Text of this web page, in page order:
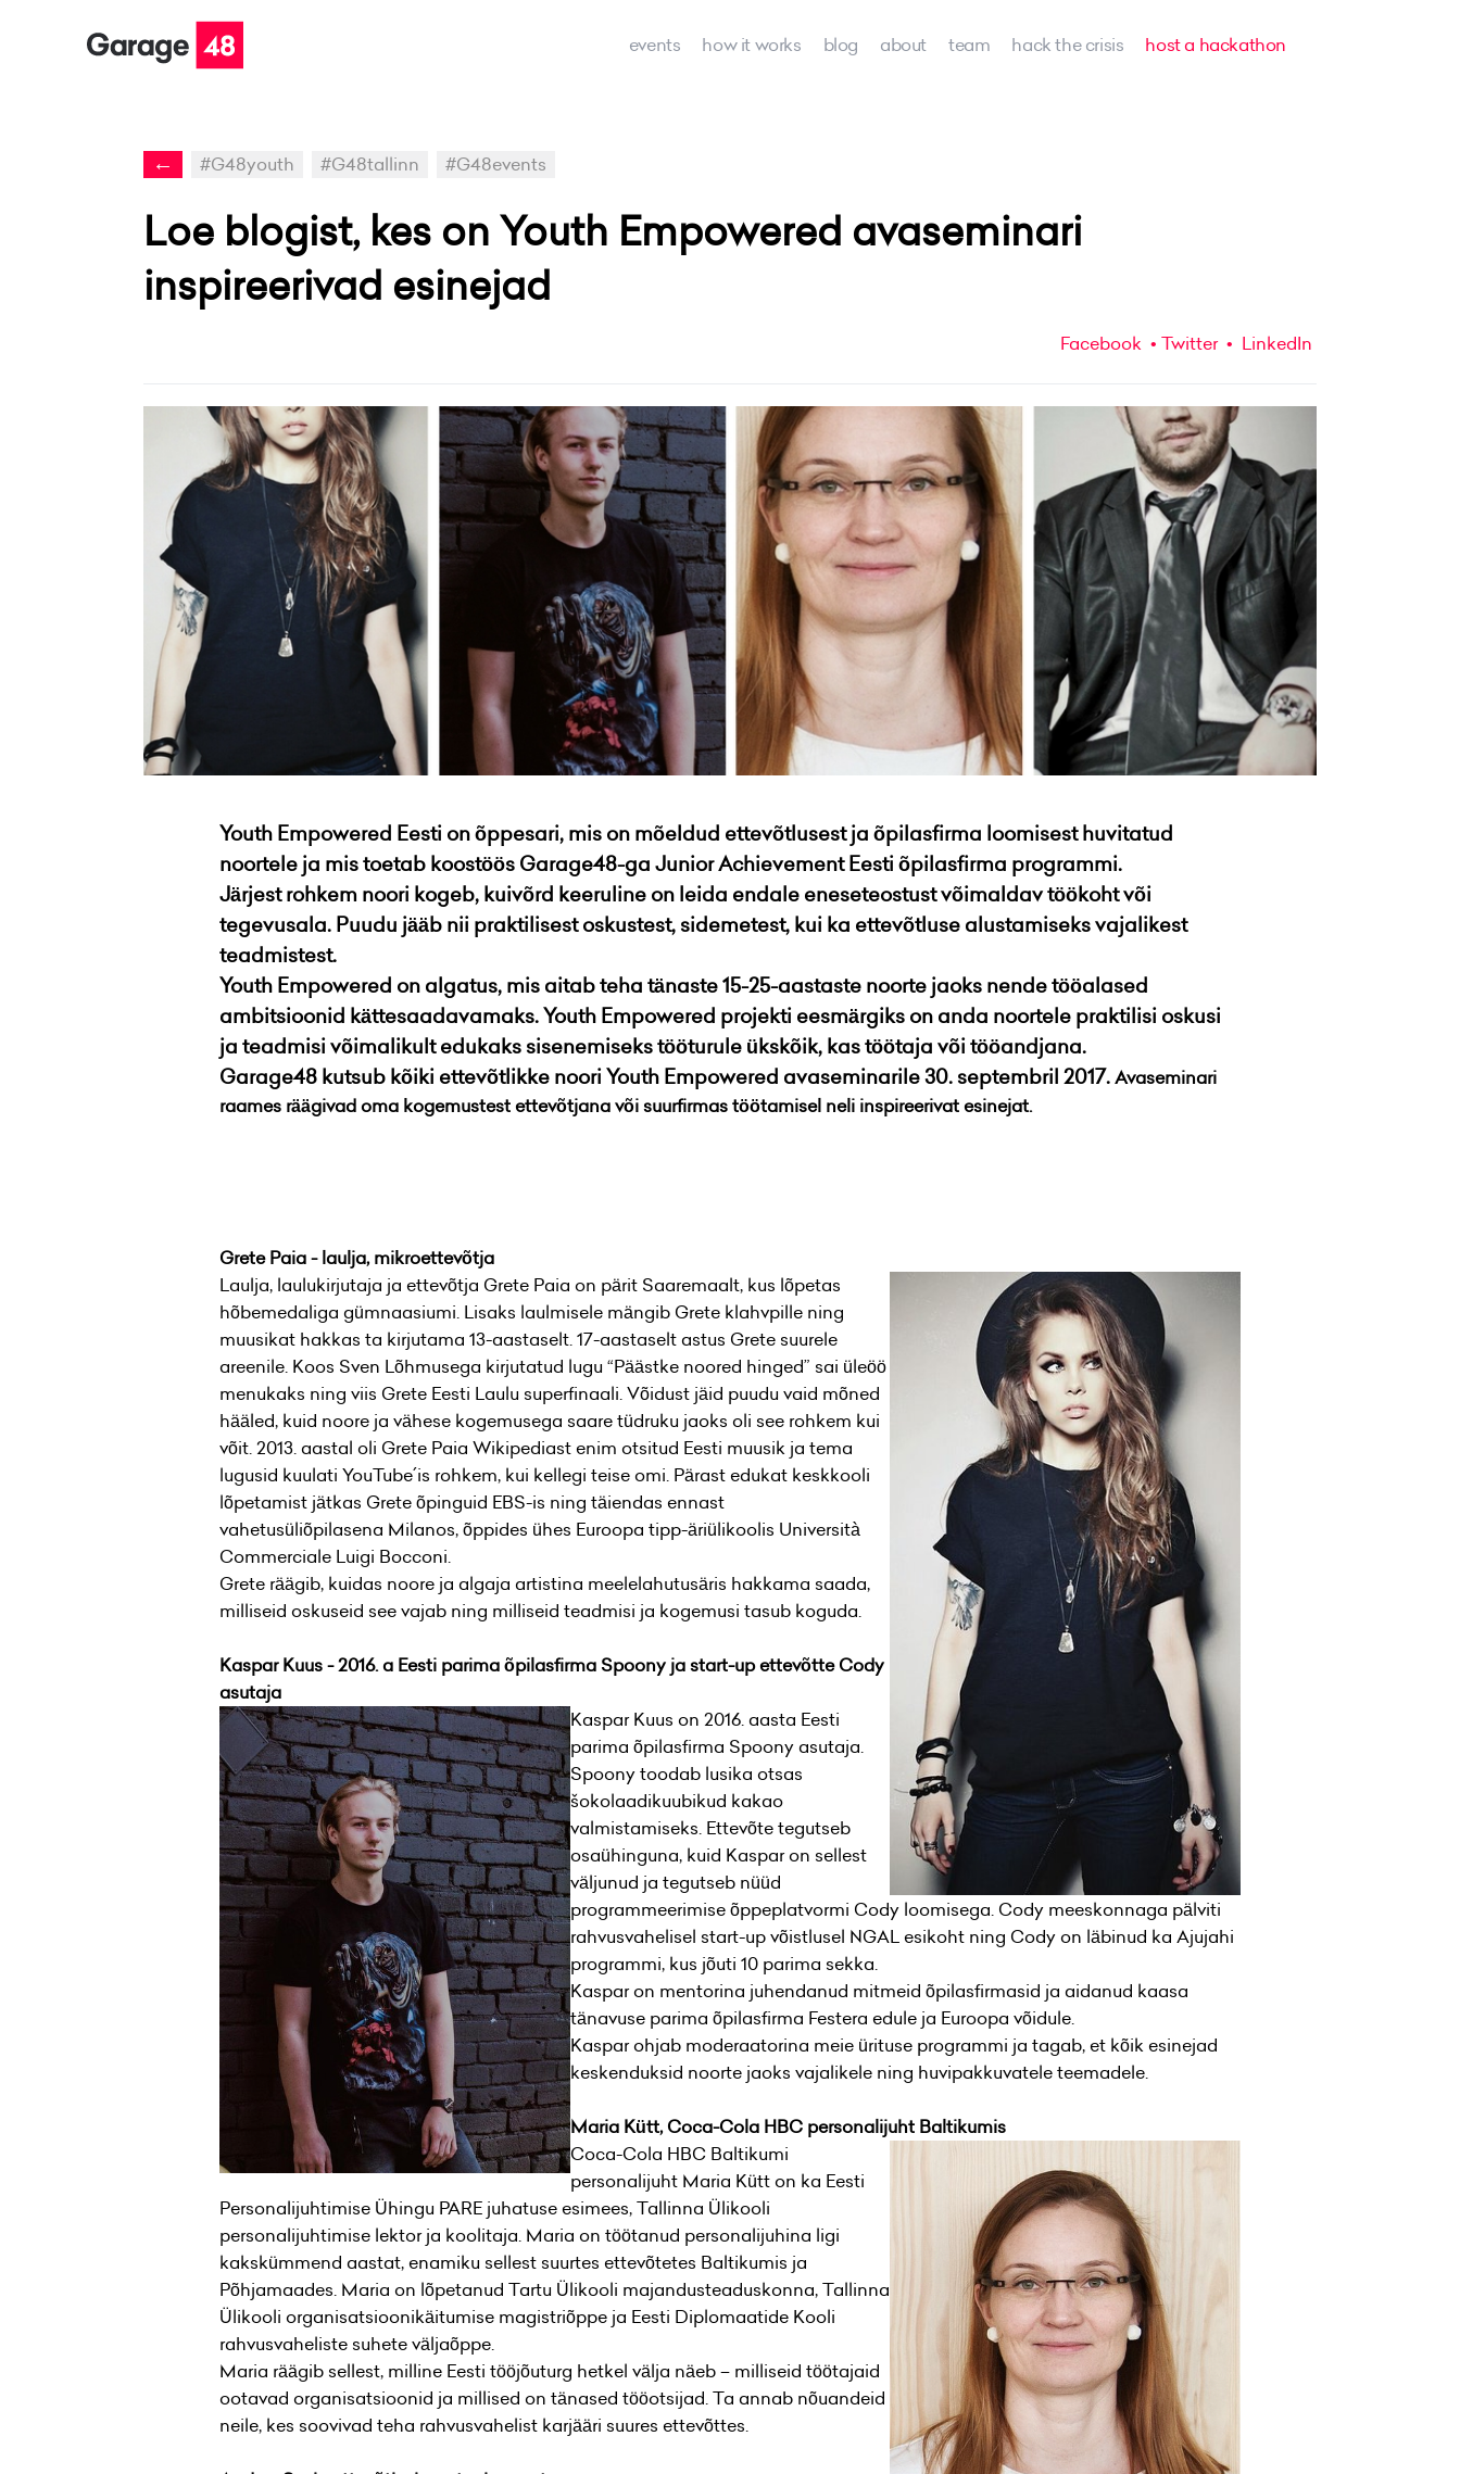
events how it works blog about team hack the crisis host a hackathon
← #G48youth #G48tallinn #G48events
Loe blogist, kes on Youth Empowered avaseminari
inspireerivad esinejad
Facebook Twitter LinkedIn
Youth Empowered Eesti on õppesari, mis on mõeldud ettevõtlusest ja õpilasfirma loomisest huvitatud
noortele ja mis toetab koostöös Garage48-ga Junior Achievement Eesti õpilasfirma programmi.
Järjest rohkem noori kogeb, kuivõrd keeruline on leida endale eneseteostust võimaldav töökoht või
tegevusala. Puudu jääb nii praktilisest oskustest, sidemetest, kui ka ettevõtluse alustamiseks vajalikest
teadmistest.
Youth Empowered on algatus, mis aitab teha tänaste 15-25-aastaste noorte jaoks nende tööalased
ambitsioonid kättesaadavamaks. Youth Empowered projekti eesmärgiks on anda noortele praktilisi oskusi
ja teadmisi võimalikult edukaks sisenemiseks tööturule ükskõik, kas töötaja või tööandjana.
Garage48 kutsub kõiki ettevõtlikke noori Youth Empowered avaseminarile 30. septembril 2017.Avaseminari
raames räägivad oma kogemustest ettevõtjana või suurfirmas töötamisel neli inspireerivat esinejat.
Grete Paia - laulja, mikroettevõtja
Laulja, laulukirjutaja ja ettevõtja Grete Paia on pärit Saaremaalt, kus lõpetas
hõbemedaliga gümnaasiumi. Lisaks laulmisele mängib Grete klahvpille ning
muusikat hakkas ta kirjutama 13-aastaselt. 17-aastaselt astus Grete suurele
areenile. Koos Sven Lõhmusega kirjutatud lugu “Päästke noored hinged” sai üleöö
menukaks ning viis Grete Eesti Laulu superfinaali. Võidust jäid puudu vaid mõned
hääled, kuid noore ja vähese kogemusega saare tüdruku jaoks oli see rohkem kui
võit. 2013. aastal oli Grete Paia Wikipediast enim otsitud Eesti muusik ja tema
lugusid kuulati YouTube´is rohkem, kui kellegi teise omi. Pärast edukat keskkooli
lõpetamist jätkas Grete õpinguid EBS-is ning täiendas ennast
vahetusüliõpilasena Milanos, õppides ühes Euroopa tipp-äriülikoolis Università
Commerciale Luigi Bocconi.
Grete räägib, kuidas noore ja algaja artistina meelelahutusäris hakkama saada,
milliseid oskuseid see vajab ning milliseid teadmisi ja kogemusi tasub koguda.
Kaspar Kuus - 2016. a Eesti parima õpilasfirma Spoony ja start-up ettevõtte Cody
asutaja
Kaspar Kuus on 2016. aasta Eesti
parima õpilasfirma Spoony asutaja.
Spoony toodab lusika otsas
šokolaadikuubikud kakao
valmistamiseks. Ettevõte tegutseb
osaühinguna, kuid Kaspar on sellest
väljunud ja tegutseb nüüd
programmeerimise õppeplatvormi Cody loomisega. Cody meeskonnaga pälviti
rahvusvahelisel start-up võistlusel NGAL esikoht ning Cody on läbinud ka Ajujahi
programmi, kus jõuti 10 parima sekka.
Kaspar on mentorina juhendanud mitmeid õpilasfirmasid ja aidanud kaasa
tänavuse parima õpilasfirma Festera edule ja Euroopa võidule.
Kaspar ohjab moderaatorina meie ürituse programmi ja tagab, et kõik esinejad
keskenduksid noorte jaoks vajalikele ning huvipakkuvatele teemadele.
Maria Kütt, Coca-Cola HBC personalijuht Baltikumis
Coca-Cola HBC Baltikumi
personalijuht Maria Kütt on ka Eesti
Personalijuhtimise Ühingu PARE juhatuse esimees, Tallinna Ülikooli
personalijuhtimise lektor ja koolitaja. Maria on töötanud personalijuhina ligi
kakskümmend aastat, enamiku sellest suurtes ettevõtetes Baltikumis ja
Põhjamaades. Maria on lõpetanud Tartu Ülikooli majandusteaduskonna, Tallinna
Ülikooli organisatsioonikäitumise magistriõppe ja Eesti Diplomaatide Kooli
rahvusvaheliste suhete väljaõppe.
Maria räägib sellest, milline Eesti tööjõuturg hetkel välja näeb – milliseid töötajaid
ootavad organisatsioonid ja millised on tänased tööotsijad. Ta annab nõuandeid
neile, kes soovivad teha rahvusvahelist karjääri suures ettevõttes.